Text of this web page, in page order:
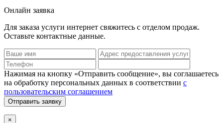
Онлайн заявка
Для заказа услуги интернет свяжитесь с отделом продаж.
Оставьте контактные данные.
Нажимая на кнопку «Отправить сообщение», вы соглашаетесь
на обработку персональных данных в соответствии с
пользовательским соглашением
Отправить заявку
×